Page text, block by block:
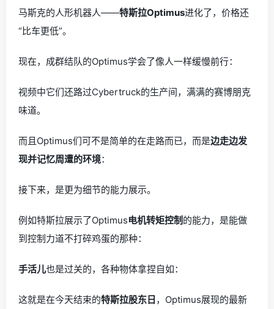
马斯克的人形机器人——特斯拉Optimus进化了，价格还
“比车更低”。
现在，成群结队的Optimus学会了像人一样缓慢前行：
视频中它们还路过Cybertruck的生产间，满满的赛博朋克
味道。
而且Optimus们可不是简单的在走路而已，而是边走边发
现并记忆周遭的环境：
接下来，是更为细节的能力展示。
例如特斯拉展示了Optimus电机转矩控制 的能力，是能做
到控制力道不打碎鸡蛋的那种：
手活儿也是过关的，各种物体拿捏自如：
这就是在今天结束的特斯拉股东日 ，Optimus展现的最新